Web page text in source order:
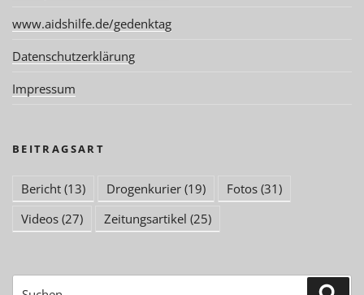
www.aidshilfe.de/gedenktag
Datenschutzerklärung
Impressum
BEITRAGSART
Bericht (13) Drogenkurier (19) Fotos (31)
Videos (27) Zeitungsartikel (25)